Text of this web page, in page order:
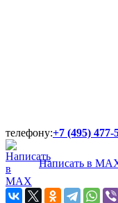
телефону:+7 (495) 477-
Написать в